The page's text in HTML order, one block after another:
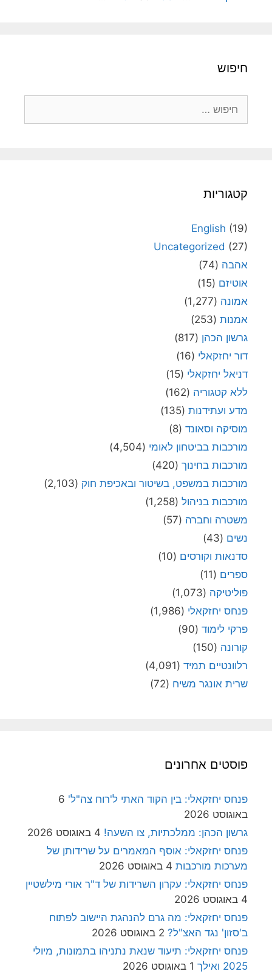
חיפוש
קטגוריות
English (19)
Uncategorized (27)
אהבה (74)
אוטיזם (15)
אמונה (1,277)
אמנות (253)
גרשון הכהן (817)
דור יחזקאלי (16)
דניאל יחזקאלי (15)
ללא קטגוריה (162)
מדע ועתידנות (135)
מוסיקה וסאונד (8)
מורכבות בביטחון לאומי (4,504)
מורכבות בחינוך (420)
מורכבות במשפט, בשיטור ובאכיפת חוק (2,103)
מורכבות בניהול (1,258)
משטרה וחברה (57)
נשים (43)
סדנאות וקורסים (10)
ספרים (11)
פוליטיקה (1,073)
פנחס יחזקאלי (1,986)
פרקי לימוד (90)
קורונה (150)
רלוונטיים תמיד (4,091)
שרית אונגר משיח (72)
פוסטים אחרונים
פנחס יחזקאלי: בין הקוד האתי ל'רוח צה"ל' 6
באוגוסט 2026
גרשון הכהן: ממלכתיות, צו השעה! 4 באוגוסט 2026
פנחס יחזקאלי: אוסף המאמרים על שרידותן של
מערכות מורכבות 4 באוגוסט 2026
פנחס יחזקאלי: עקרון השרידות של ד"ר אורי מילשטיין
4 באוגוסט 2026
פנחס יחזקאלי: מה גרם להנהגת היישוב לפתוח
ב'סזון' נגד האצ"ל? 2 באוגוסט 2026
פנחס יחזקאלי: תיעוד שנאת נתניהו בתמונות, מיולי
2025 ואילך
1 באוגוסט 2026